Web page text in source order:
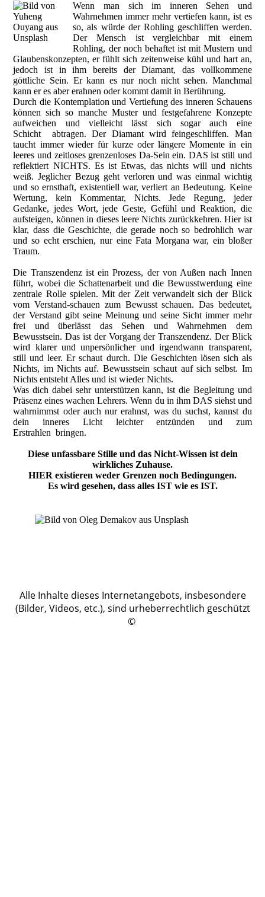
Wenn man sich im inneren Sehen und
Wahrnehmen immer mehr vertiefen kann, ist es
so, als würde der Rohling geschliffen werden.
Der Mensch ist vergleichbar mit einem
Rohling, der noch behaftet ist mit Mustern und
Glaubenskonzepten, er fühlt sich zeitenweise kühl und hart an,
jedoch ist in ihm bereits der Diamant, das vollkommene
göttliche Sein. Er kann es nur noch nicht sehen. Manchmal
kann er es aber erahnen oder kommt damit in Berührung.
Durch die Kontemplation und Vertiefung des inneren Schauens
können sich so manche Muster und festgefahrene Konzepte
aufweichen und vielleicht lässt sich sogar auch eine
Schicht abtragen. Der Diamant wird feingeschliffen. Man
taucht immer wieder für kurze oder längere Momente in ein
leeres und zeitloses grenzenloses Da-Sein ein. DAS ist still und
reflektiert NICHTS. Es ist Etwas, das nichts will und nichts
weiß. Jeglicher Bezug geht verloren und was einmal wichtig
und so ernsthaft, existentiell war, verliert an Bedeutung. Keine
Wertung, kein Kommentar, Nichts. Jede Regung, jeder
Gedanke, jedes Wort, jede Geste, Gefühl und Reaktion, die
aufsteigen, können in dieses leere Nichts zurückkehren. Hier ist
klar, dass die Geschichte, die gerade noch so bedrohlich war
und so echt erschien, nur eine Fata Morgana war, ein bloßer
Traum.
Die Transzendenz ist ein Prozess, der von Außen nach Innen
führt, wobei die Schattenarbeit und die Bewusstwerdung eine
zentrale Rolle spielen. Mit der Zeit verwandelt sich der Blick
vom Verstand-schauen zum Bewusst schauen. Das bedeutet,
der Verstand gibt seine Meinung und seine Sicht immer mehr
frei und überlässt das Sehen und Wahrnehmen dem
Bewusstsein. Das ist der Vorgang der Transzendenz. Der Blick
wird klarer und unpersönlicher und irgendwann transparent,
still und leer. Er schaut durch. Die Geschichten lösen sich als
Nichts, im Nichts auf. Bewusstsein schaut auf sich selbst. Im
Nichts entsteht Alles und ist wieder Nichts.
Was dich dabei sehr unterstützen kann, ist die Begleitung und
Präsenz eines wachen Lehrers. Wenn du in ihm DAS siehst und
wahrnimmst oder auch nur erahnst, was du suchst, kannst du
dein inneres Licht leichter entzünden und zum
Erstrahlen bringen.
Diese unfassbare Stille und das Nicht-Wissen ist dein
wirkliches Zuhause.
HIER existieren weder Grenzen noch Bedingungen.
Es wird gesehen, dass alles IST wie es IST.
Alle Inhalte dieses Internetangebots, insbesondere
(Bilder, Videos, etc.), sind urheberrechtlich geschützt
©